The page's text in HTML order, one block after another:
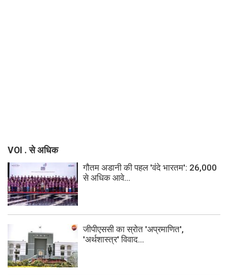
VOI . से अधिक
गौतम अडानी की पहल 'वंदे भारतम': 26,000
से अधिक आवे...
जीपीएससी का स्रोत 'अप्रमाणित',
'अर्थशास्त्र' विवाद...